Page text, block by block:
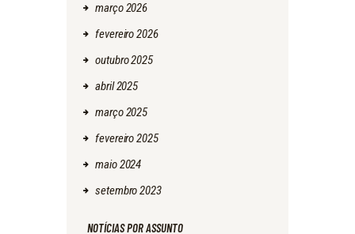
março2026
fevereiro2026
outubro2025
abril2025
março2025
fevereiro2025
maio2024
setembro2023
NOTÍCIAS POR ASSUNTO